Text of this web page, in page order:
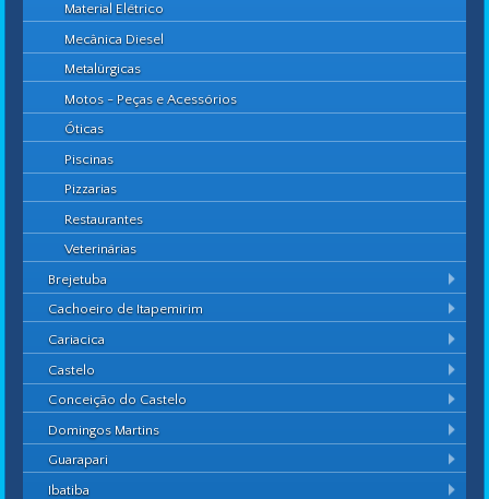
Material Elétrico
Mecânica Diesel
Metalúrgicas
Motos - Peças e Acessórios
Óticas
Piscinas
Pizzarias
Restaurantes
Veterinárias
Brejetuba
Cachoeiro de Itapemirim
Cariacica
Castelo
Conceição do Castelo
Domingos Martins
Guarapari
Ibatiba